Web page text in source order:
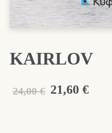
KAIRLOV
24,00 € Original
21,60 €Η